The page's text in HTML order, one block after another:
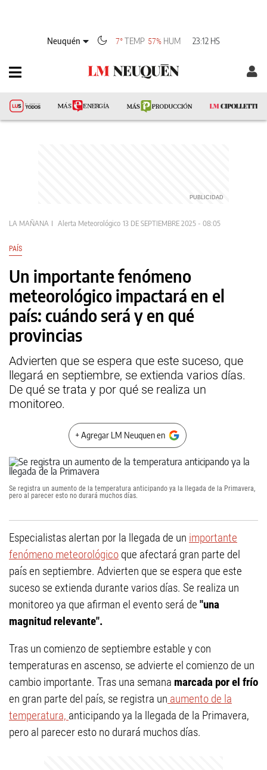
Neuquén 7°TEMP 57% HUM 23:12 HS
LA MAÑANA Alerta Meteorológico 13 DE SEPTIEMBRE 2025 - 08:05
PAÍS
Un importante fenómeno
meteorológico impactará en el
país: cuándo será y en qué
provincias
Advierten que se espera que este suceso, que
llegará en septiembre, se extienda varios días.
De qué se trata y por qué se realiza un
monitoreo.
+ Agregar LM Neuquen en
Se registra un aumento de la temperatura anticipando ya la llegada de la Primavera,
pero al parecer esto no durará muchos días.
Especialistas alertan por la llegada de un importante
fenómeno meteorológico que afectará gran parte del
país en septiembre. Advierten que se espera que este
suceso se extienda durante varios días. Se realiza un
monitoreo ya que afirman el evento será de "una
magnitud relevante".
Tras un comienzo de septiembre estable y con
temperaturas en ascenso, se advierte el comienzo de un
cambio importante. Tras una semana marcada por el frío
en gran parte del país, se registra un aumento de la
temperatura, anticipando ya la llegada de la Primavera,
pero al parecer esto no durará muchos días.